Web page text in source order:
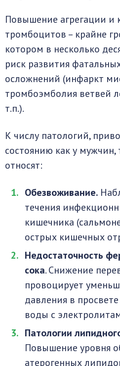
Повышение агрегации и
тромбоцитов – крайне
котором в несколько
риск развития
осложнений (инфаркт
тромбоэмболия ветвей
т.п.).
К числу патологий,
состоянию как у
относят:
Обезвоживание.
течения
кишечника
острых кишечных
Недостаточность
сока. Снижение
провоцирует
давления в
воды с
Патологии
Повышение уровня
атерогенных